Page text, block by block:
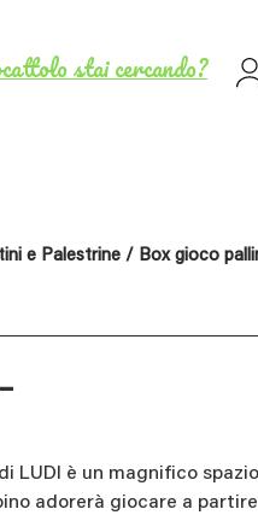
stai cercando?
e Palestrine / Box gioco
LUDI è un magnifico
adorerà giocare a